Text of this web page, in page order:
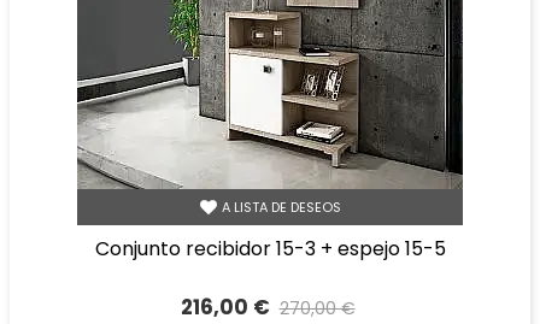
A LISTA DE DESEOS
conjunto recibidor 15-3 + espejo 15-5
216,00 € 270,00 €